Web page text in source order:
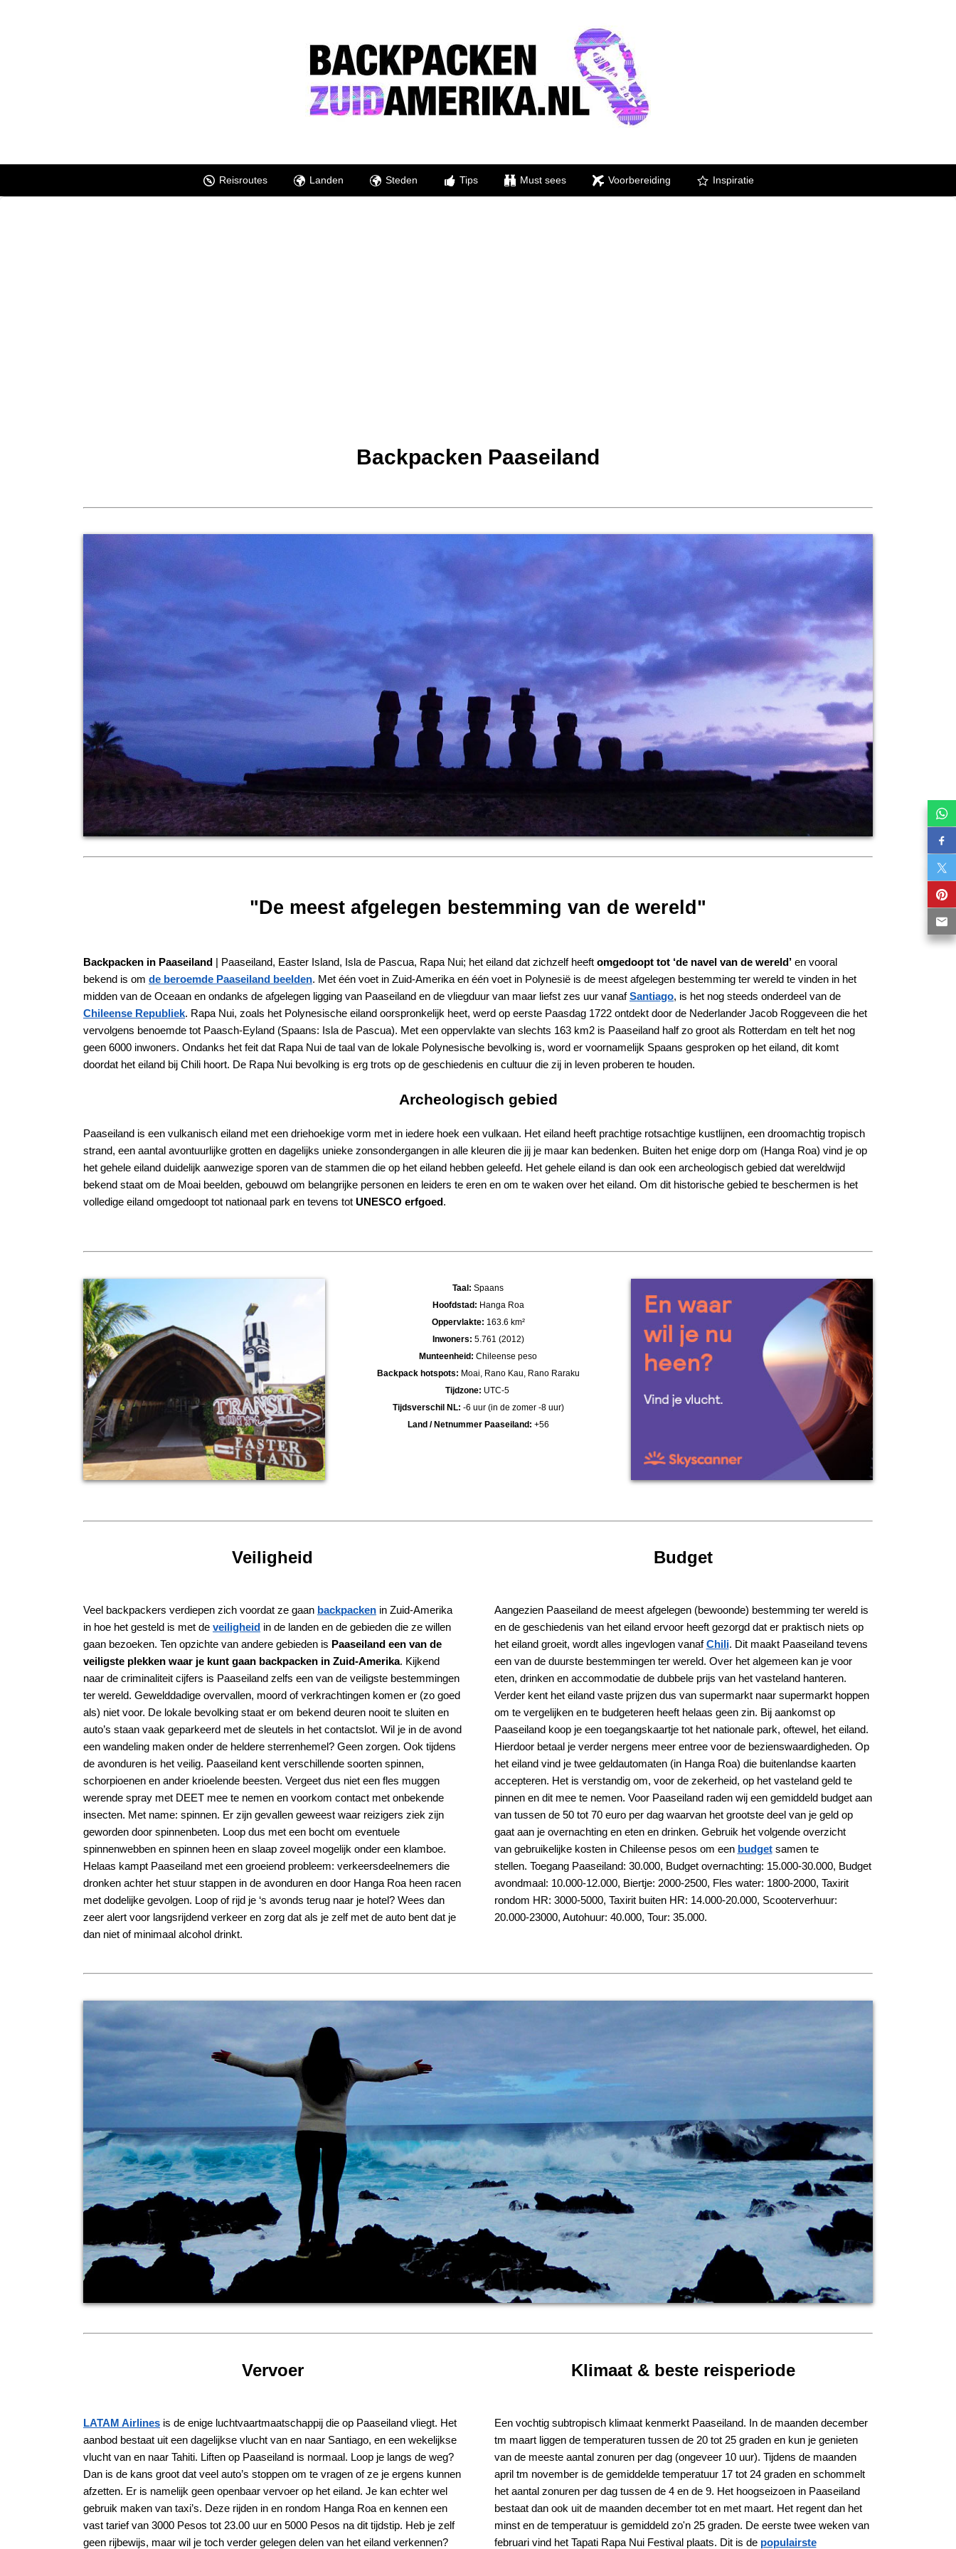
Reisroutes Landen Steden Tips Must sees Voorbereiding Inspiratie
Backpacken Paaseiland
"De meest afgelegen bestemming van de wereld"
Backpacken in Paaseiland | Paaseiland, Easter Island, Isla de Pascua, Rapa Nui; het eiland dat zichzelf heeft omgedoopt tot ‘de navel van de wereld’ en vooral
bekend is om de beroemde Paaseiland beelden. Met één voet in Zuid-Amerika en één voet in Polynesië is de meest afgelegen bestemming ter wereld te vinden in het
midden van de Oceaan en ondanks de afgelegen ligging van Paaseiland en de vliegduur van maar liefst zes uur vanafSantiago, is het nog steeds onderdeel van de
Chileense Republiek. Rapa Nui, zoals het Polynesische eiland oorspronkelijk heet, werd op eerste Paasdag 1722 ontdekt door de Nederlander Jacob Roggeveen die het
vervolgens benoemde tot Paasch-Eyland (Spaans: Isla de Pascua). Met een oppervlakte van slechts 163 km2 is Paaseiland half zo groot als Rotterdam en telt het nog
geen 6000 inwoners. Ondanks het feit dat Rapa Nui de taal van de lokale Polynesische bevolking is, word er voornamelijk Spaans gesproken op het eiland, dit komt
doordat het eiland bij Chili hoort. De Rapa Nui bevolking is erg trots op de geschiedenis en cultuur die zij in leven proberen te houden.
Archeologisch gebied
Paaseiland is een vulkanisch eiland met een driehoekige vorm met in iedere hoek een vulkaan. Het eiland heeft prachtige rotsachtige kustlijnen, een droomachtig tropisch
strand, een aantal avontuurlijke grotten en dagelijks unieke zonsondergangen in alle kleuren die jij je maar kan bedenken. Buiten het enige dorp om (Hanga Roa) vind je op
het gehele eiland duidelijk aanwezige sporen van de stammen die op het eiland hebben geleefd. Het gehele eiland is dan ook een archeologisch gebied dat wereldwijd
bekend staat om de Moai beelden, gebouwd om belangrijke personen en leiders te eren en om te waken over het eiland. Om dit historische gebied te beschermen is het
volledige eiland omgedoopt tot nationaal park en tevens tot UNESCO erfgoed.
Taal: Spaans
Hoofdstad: Hanga Roa
Oppervlakte: 163.6 km²
Inwoners: 5.761 (2012)
Munteenheid: Chileense peso
Backpack hotspots: Moai, Rano Kau, Rano Raraku
Tijdzone: UTC-5
Tijdsverschil NL: -6 uur (in de zomer -8 uur)
Land / Netnummer Paaseiland: +56
Veiligheid
Veel backpackers verdiepen zich voordat ze gaan backpacken in Zuid-Amerika
in hoe het gesteld is met de veiligheid in de landen en de gebieden die ze willen
gaan bezoeken. Ten opzichte van andere gebieden is Paaseiland een van de
veiligste plekken waar je kunt gaan backpacken in Zuid-Amerika. Kijkend
naar de criminaliteit cijfers is Paaseiland zelfs een van de veiligste bestemmingen
ter wereld. Gewelddadige overvallen, moord of verkrachtingen komen er (zo goed
als) niet voor. De lokale bevolking staat er om bekend deuren nooit te sluiten en
auto’s staan vaak geparkeerd met de sleutels in het contactslot. Wil je in de avond
een wandeling maken onder de heldere sterrenhemel? Geen zorgen. Ook tijdens
de avonduren is het veilig. Paaseiland kent verschillende soorten spinnen,
schorpioenen en ander krioelende beesten. Vergeet dus niet een fles muggen
werende spray met DEET mee te nemen en voorkom contact met onbekende
insecten. Met name: spinnen. Er zijn gevallen geweest waar reizigers ziek zijn
geworden door spinnenbeten. Loop dus met een bocht om eventuele
spinnenwebben en spinnen heen en slaap zoveel mogelijk onder een klamboe.
Helaas kampt Paaseiland met een groeiend probleem: verkeersdeelnemers die
dronken achter het stuur stappen in de avonduren en door Hanga Roa heen racen
met dodelijke gevolgen. Loop of rijd je ‘s avonds terug naar je hotel? Wees dan
zeer alert voor langsrijdend verkeer en zorg dat als je zelf met de auto bent dat je
dan niet of minimaal alcohol drinkt.
Budget
Aangezien Paaseiland de meest afgelegen (bewoonde) bestemming ter wereld is
en de geschiedenis van het eiland ervoor heeft gezorgd dat er praktisch niets op
het eiland groeit, wordt alles ingevlogen vanafChili. Dit maakt Paaseiland tevens
een van de duurste bestemmingen ter wereld. Over het algemeen kan je voor
eten, drinken en accommodatie de dubbele prijs van het vasteland hanteren.
Verder kent het eiland vaste prijzen dus van supermarkt naar supermarkt hoppen
om te vergelijken en te budgeteren heeft helaas geen zin. Bij aankomst op
Paaseiland koop je een toegangskaartje tot het nationale park, oftewel, het eiland.
Hierdoor betaal je verder nergens meer entree voor de bezienswaardigheden. Op
het eiland vind je twee geldautomaten (in Hanga Roa) die buitenlandse kaarten
accepteren. Het is verstandig om, voor de zekerheid, op het vasteland geld te
pinnen en dit mee te nemen. Voor Paaseiland raden wij een gemiddeld budget aan
van tussen de 50 tot 70 euro per dag waarvan het grootste deel van je geld op
gaat aan je overnachting en eten en drinken. Gebruik het volgende overzicht
van gebruikelijke kosten in Chileense pesos om een budgetsamen te
stellen. Toegang Paaseiland: 30.000, Budget overnachting: 15.000-30.000, Budget
avondmaal: 10.000-12.000, Biertje: 2000-2500, Fles water: 1800-2000, Taxirit
rondom HR: 3000-5000, Taxirit buiten HR: 14.000-20.000, Scooterverhuur:
20.000-23000, Autohuur: 40.000, Tour: 35.000.
Vervoer
LATAM Airlines is de enige luchtvaartmaatschappij die op Paaseiland vliegt. Het
aanbod bestaat uit een dagelijkse vlucht van en naar Santiago, en een wekelijkse
vlucht van en naar Tahiti. Liften op Paaseiland is normaal. Loop je langs de weg?
Dan is de kans groot dat veel auto’s stoppen om te vragen of ze je ergens kunnen
afzetten. Er is namelijk geen openbaar vervoer op het eiland. Je kan echter wel
gebruik maken van taxi’s. Deze rijden in en rondom Hanga Roa en kennen een
vast tarief van 3000 Pesos tot 23.00 uur en 5000 Pesos na dit tijdstip. Heb je zelf
geen rijbewijs, maar wil je toch verder gelegen delen van het eiland verkennen?
Klimaat & beste reisperiode
Een vochtig subtropisch klimaat kenmerkt Paaseiland. In de maanden december
tm maart liggen de temperaturen tussen de 20 tot 25 graden en kun je genieten
van de meeste aantal zonuren per dag (ongeveer 10 uur). Tijdens de maanden
april tm november is de gemiddelde temperatuur 17 tot 24 graden en schommelt
het aantal zonuren per dag tussen de 4 en de 9. Het hoogseizoen in Paaseiland
bestaat dan ook uit de maanden december tot en met maart. Het regent dan het
minst en de temperatuur is gemiddeld zo'n 25 graden. De eerste twee weken van
februari vind het Tapati Rapa Nui Festival plaats. Dit is de populairste